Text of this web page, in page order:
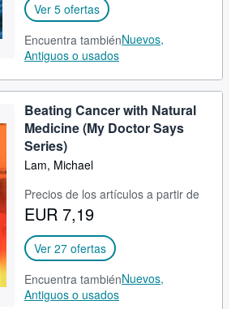
Ver 5 ofertas
Encuentra tambiénNuevos,
Antiguos o usados
Beating Cancer with Natural
Medicine (My Doctor Says
Series)
Lam, Michael
Precios de los artículos a partir de
EUR 7,19
Ver 27 ofertas
Encuentra tambiénNuevos,
Antiguos o usados